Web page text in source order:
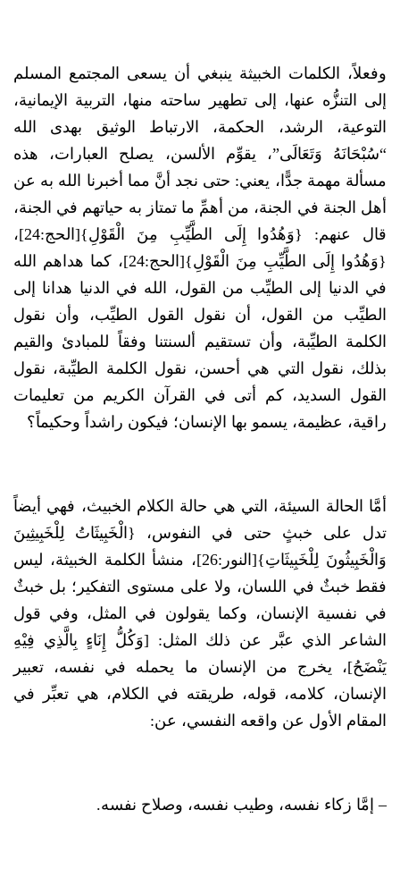
وفعلاً، الكلمات الخبيثة ينبغي أن يسعى المجتمع المسلم
إلى التنزُّه عنها، إلى تطهير ساحته منها، التربية الإيمانية،
التوعية، الرشد، الحكمة، الارتباط الوثيق بهدى الله
“سُبْحَانَهُ وَتَعَالَى”، يقوِّم الألسن، يصلح العبارات، هذه
مسألة مهمة جدًّا، يعني: حتى نجد أنَّ مما أخبرنا الله به عن
أهل الجنة في الجنة، من أهمِّ ما تمتاز به حياتهم في الجنة،
قال عنهم: {وَهُدُوا إِلَى الطَّيِّبِ مِنَ الْقَوْلِ}[الحج:24]،
{وَهُدُوا إِلَى الطَّيِّبِ مِنَ الْقَوْلِ}[الحج:24]، كما هداهم الله
في الدنيا إلى الطيِّب من القول، الله في الدنيا هدانا إلى
الطيِّب من القول، أن نقول القول الطيِّب، وأن نقول
الكلمة الطيِّبة، وأن تستقيم ألسنتنا وفقاً للمبادئ والقيم
بذلك، نقول التي هي أحسن، نقول الكلمة الطيِّبة، نقول
القول السديد، كم أتى في القرآن الكريم من تعليمات
راقية، عظيمة، يسمو بها الإنسان؛ فيكون راشداً وحكيماً؟
أمَّا الحالة السيئة، التي هي حالة الكلام الخبيث، فهي أيضاً
تدل على خبثٍ حتى في النفوس، {الْخَبِيثَاتُ لِلْخَبِيثِينَ
وَالْخَبِيثُونَ لِلْخَبِيثَاتِ}[النور:26]، منشأ الكلمة الخبيثة، ليس
فقط خبثٌ في اللسان، ولا على مستوى التفكير؛ بل خبثٌ
في نفسية الإنسان، وكما يقولون في المثل، وفي قول
الشاعر الذي عبَّر عن ذلك المثل: [وَكُلُّ إِنَاءٍ بِالَّذِي فِيْهِ
يَنْضَحُ]، يخرج من الإنسان ما يحمله في نفسه، تعبير
الإنسان، كلامه، قوله، طريقته في الكلام، هي تعبِّر في
المقام الأول عن واقعه النفسي، عن:
– إمَّا زكاء نفسه، وطيب نفسه، وصلاح نفسه.